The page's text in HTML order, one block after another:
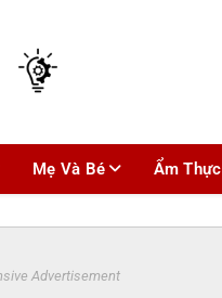
Mẹ Và Bé Ẩm Thực
Advertisement